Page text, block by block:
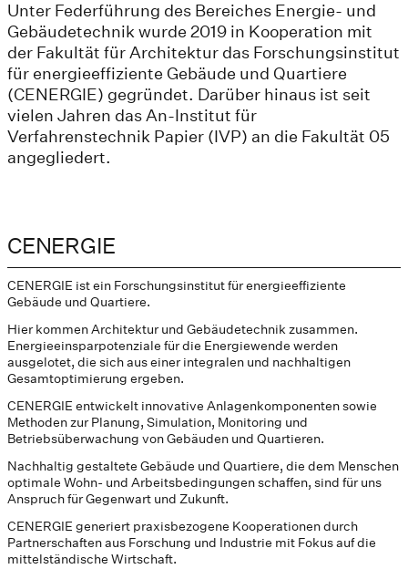
Unter Federführung des Bereiches Energie- und
Gebäudetechnik wurde 2019 in Kooperation mit
der Fakultät für Architektur das Forschungsinstitut
für energieeffiziente Gebäude und Quartiere
(CENERGIE) gegründet. Darüber hinaus ist seit
vielen Jahren das An-Institut für
Verfahrenstechnik Papier (IVP) an die Fakultät 05
angegliedert.
CENERGIE
CENERGIE ist ein Forschungsinstitut für energieeffiziente
Gebäude und Quartiere.
Hier kommen Architektur und Gebäudetechnik zusammen.
Energieeinsparpotenziale für die Energiewende werden
ausgelotet, die sich aus einer integralen und nachhaltigen
Gesamtoptimierung ergeben.
CENERGIE entwickelt innovative Anlagenkomponenten sowie
Methoden zur Planung, Simulation, Monitoring und
Betriebsüberwachung von Gebäuden und Quartieren.
Nachhaltig gestaltete Gebäude und Quartiere, die dem Menschen
optimale Wohn- und Arbeitsbedingungen schaffen, sind für uns
Anspruch für Gegenwart und Zukunft.
CENERGIE generiert praxisbezogene Kooperationen durch
Partnerschaften aus Forschung und Industrie mit Fokus auf die
mittelständische Wirtschaft.